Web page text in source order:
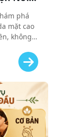
phá
mặt cao
không